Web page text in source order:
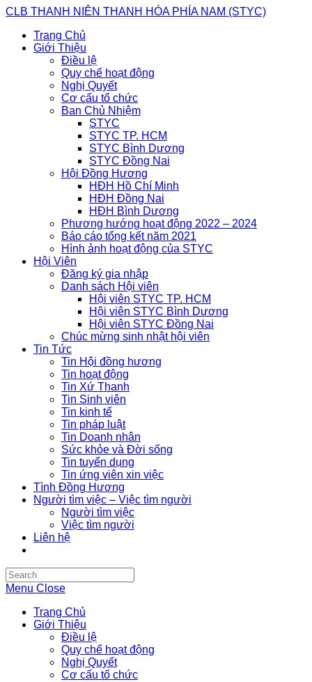
Skip
content
CLB THANH NIÊN THANH HÓA PHÍA NAM (STYC)
Trang Chủ
Giới Thiệu
Điều lệ
Quy chế hoạt động
Nghị Quyết
Cơ cấu tổ chức
Ban Chủ Nhiệm
STYC
STYC TP. HCM
STYC Bình Dương
STYC Đồng Nai
Hội Đồng Hương
HĐH Hồ Chí Minh
HĐH Đồng Nai
HĐH Bình Dương
Phương hướng hoạt động 2022 – 2024
Báo cáo tổng kết năm 2021
Hình ảnh hoạt động của STYC
Hội Viên
Đăng ký gia nhập
Danh sách Hội viên
Hội viên STYC TP. HCM
Hội viên STYC Bình Dương
Hội viên STYC Đồng Nai
Chúc mừng sinh nhật hội viên
Tin Tức
Tin Hội đồng hương
Tin hoạt động
Tin Xứ Thanh
Tin Sinh viên
Tin kinh tế
Tin pháp luật
Tin Doanh nhân
Sức khỏe và Đời sống
Tin tuyển dụng
Tin ứng viên xin việc
Tình Đồng Hương
Người tìm việc – Việc tìm người
Người tìm việc
Việc tìm người
Liên hệ
Search
this
Menu Close
Trang Chủ
Giới Thiệu
Điều lệ
Quy chế hoạt động
Nghị Quyết
Cơ cấu tổ chức